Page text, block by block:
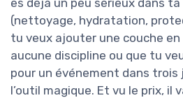
(nettoyage, hydratation,
tu veux ajouter une couche en
aucune discipline ou que tu
pour un événement dans trois
l’outil magique. Et vu le prix, il